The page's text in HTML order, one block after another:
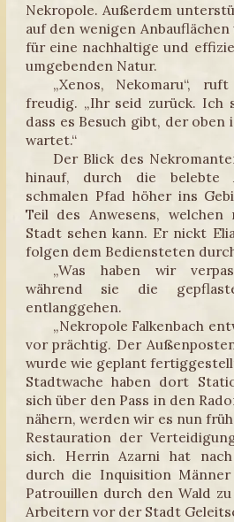
Nekropole. Außerdem
auf den wenigen
für eine nachhaltige und
umgebenden Natur.
„Xenos, Nekomaru“,
freudig. „Ihr seid zurück. Ich
dass es Besuch gibt, der oben
wartet.“
Der Blick des
hinauf, durch die belebte
schmalen Pfad höher ins
Teil des Anwesens,
Stadt sehen kann. Er nickt
folgen dem Bediensteten
„Was haben wir
während sie die
entlanggehen.
„Nekropole Falkenbach
vor prächtig. Der
wurde wie geplant
Stadtwache haben dort
sich über den Pass in den
nähern, werden wir es nun
Restauration der
sich. Herrin Azarni hat
durch die Inquisition
Patrouillen durch den Wald
Arbeitern vor der Stadt